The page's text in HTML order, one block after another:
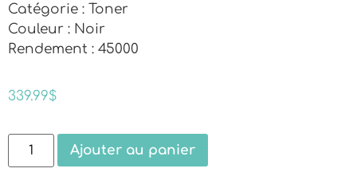
Catégorie : Toner
Couleur : Noir
Rendement : 45000
339.99$
Ajouter au panier